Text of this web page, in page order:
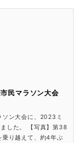
民マラソン大会
ン大会に、2023ミ
した。 【写真】第38
乗り越えて、約4年ぶ